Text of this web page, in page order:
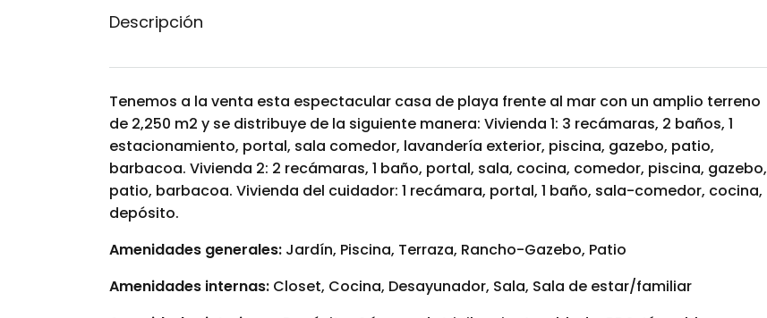
Descripción
Tenemos a la venta esta espectacular casa de playa frente al mar con un amplio terreno
de 2,250 m2 y se distribuye de la siguiente manera: Vivienda 1: 3 recámaras, 2 baños, 1
estacionamiento, portal, sala comedor, lavandería exterior, piscina, gazebo, patio,
barbacoa. Vivienda 2: 2 recámaras, 1 baño, portal, sala, cocina, comedor, piscina, gazebo,
patio, barbacoa. Vivienda del cuidador: 1 recámara, portal, 1 baño, sala-comedor, cocina,
depósito.
Amenidades generales: Jardín, Piscina, Terraza, Rancho-Gazebo, Patio
Amenidades internas: Closet, Cocina, Desayunador, Sala, Sala de estar/familiar